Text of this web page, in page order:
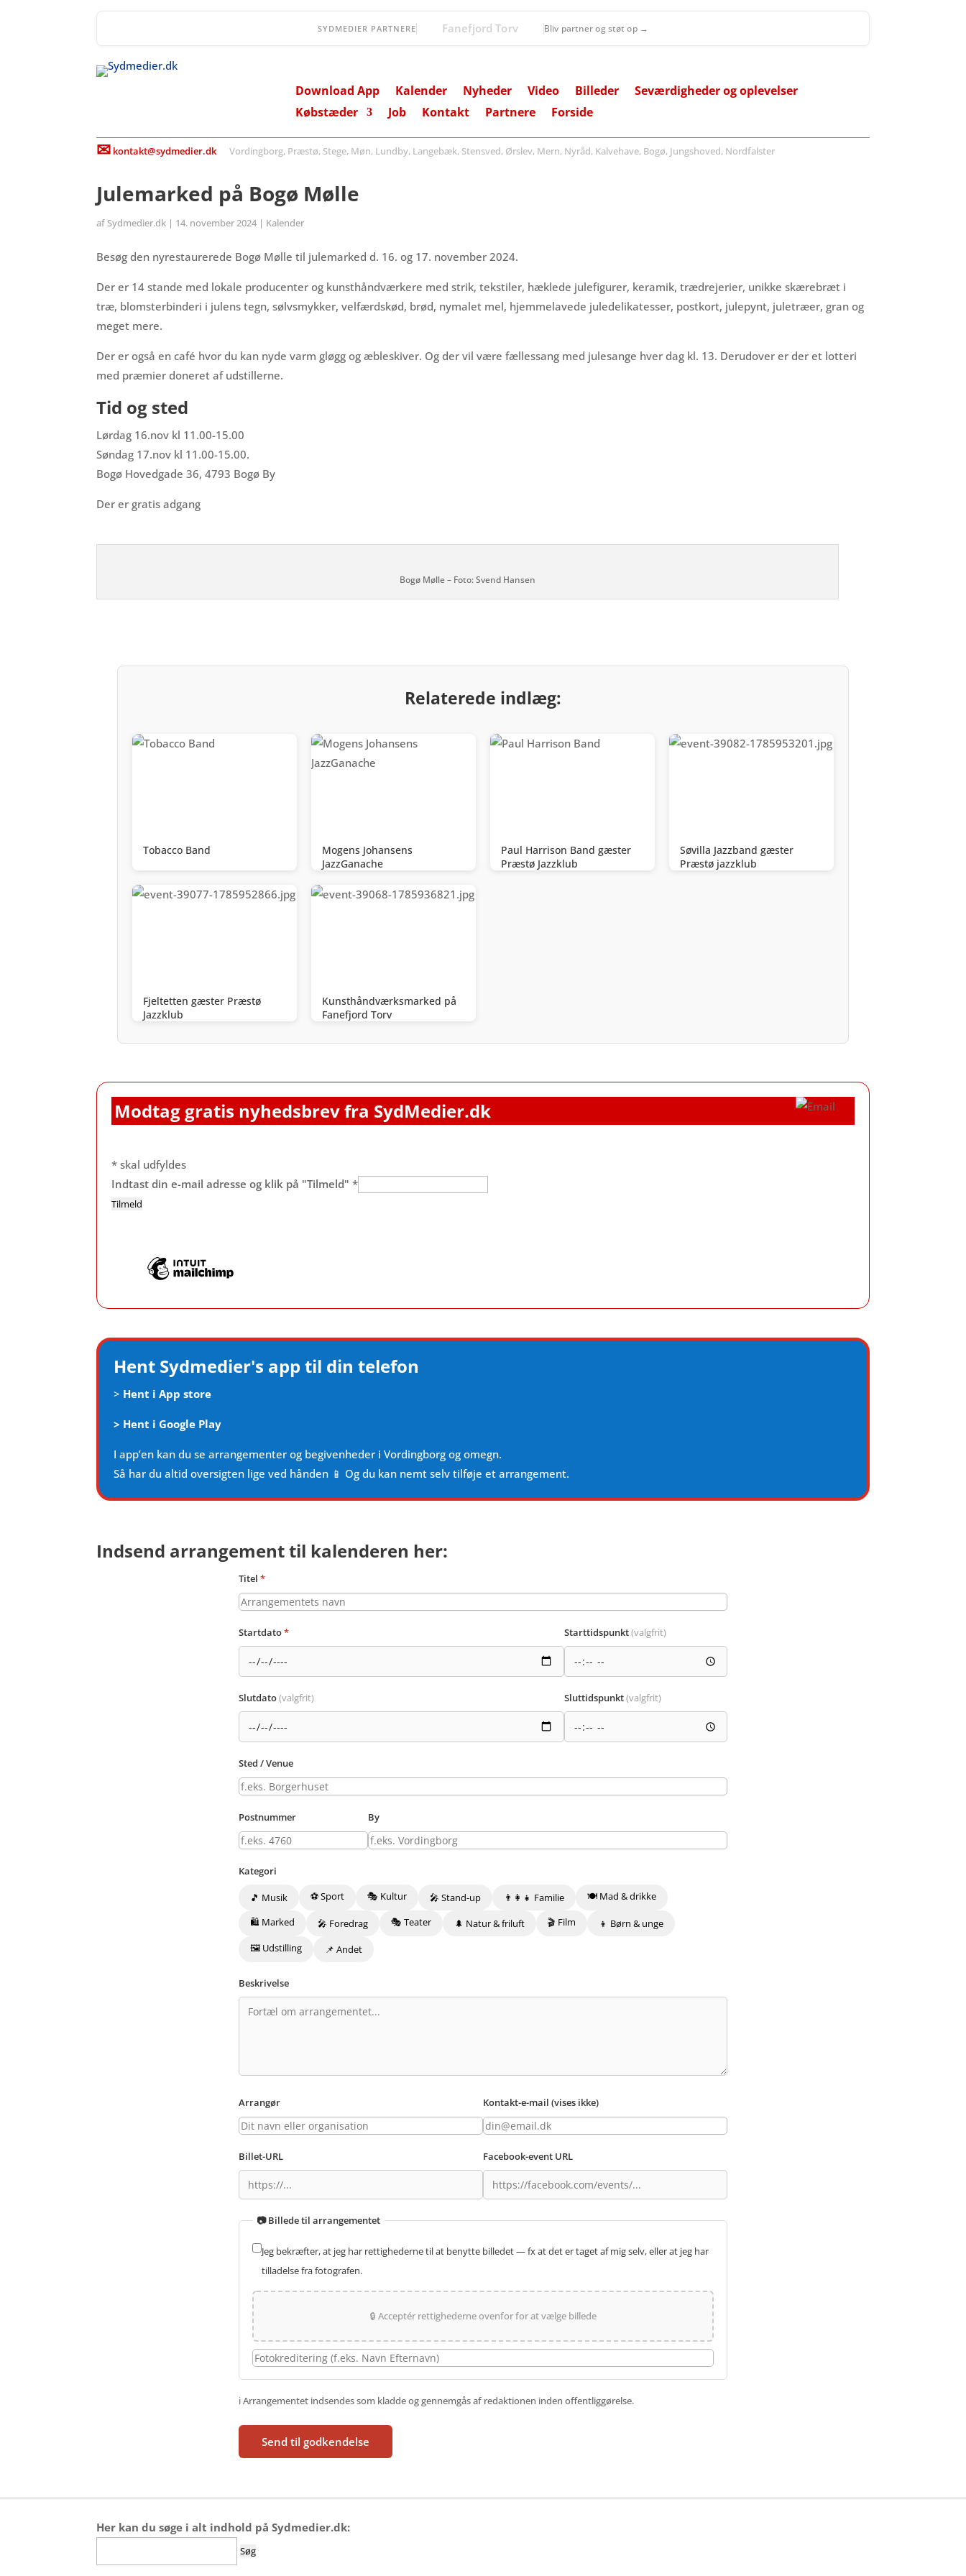
SYDMEDIER PARTNERE Øernes Revision Bliv partner og støt op →
Download App Kalender Nyheder Video Billeder
Seværdigheder og oplevelser
Købstæder
Job Kontakt Partnere Forside
✉ kontakt@sydmedier.dkVordingborg, Præstø, Stege, Møn, Lundby, Langebæk, Stensved, Ørslev, Mern, Nyråd, Kalvehave, Bogø, Jungshoved, Nordfalster
Julemarked på Bogø Mølle
af Sydmedier.dk | 14. november 2024 | Kalender
Besøg den nyrestaurerede Bogø Mølle til julemarked d. 16. og 17. november 2024.
Der er 14 stande med lokale producenter og kunsthåndværkere med strik, tekstiler, hæklede julefigurer, keramik, trædrejerier, unikke skærebræt i
træ, blomsterbinderi i julens tegn, sølvsmykker, velfærdskød, brød, nymalet mel, hjemmelavede juledelikatesser, postkort, julepynt, juletræer, gran og
meget mere.
Der er også en café hvor du kan nyde varm gløgg og æbleskiver. Og der vil være fællessang med julesange hver dag kl. 13. Derudover er der et lotteri
med præmier doneret af udstillerne.
Tid og sted
Lørdag 16.nov kl 11.00-15.00
Søndag 17.nov kl 11.00-15.00.
Bogø Hovedgade 36, 4793 Bogø By
Der er gratis adgang
Bogø Mølle – Foto: Svend Hansen
Relaterede indlæg:
Tobacco Band
Mogens Johansens
JazzGanache
Paul Harrison Band gæster
Præstø Jazzklub
Søvilla Jazzband gæster
Præstø jazzklub
Fjeltetten gæster Præstø
Jazzklub
Kunsthåndværksmarked på
Fanefjord Torv
Modtag gratis nyhedsbrev fra SydMedier.dk
* skal udfyldes
Indtast din e-mail adresse og klik på "Tilmeld" *
Hent Sydmedier's app til din telefon
> Hent i App store
> Hent i Google Play
I app’en kan du se arrangementer og begivenheder i Vordingborg og omegn.
Så har du altid oversigten lige ved hånden 📱 Og du kan nemt selv tilføje et arrangement.
Indsend arrangement til kalenderen her:
Titel *
Startdato* Starttidspunkt(valgfrit)
Slutdato(valgfrit) Sluttidspunkt(valgfrit)
Sted / Venue
Postnummer By
Kategori
🎵 Musik ⚽ Sport 🎭 Kultur 🎤 Stand-up 👨‍👩‍👧 Familie
🍽️ Mad & drikke
🛍️ Marked
🎤 Foredrag 🎭 Teater 🌲 Natur & friluft 🎬 Film
👦 Børn & unge
🖼️ Udstilling
📌 Andet
Beskrivelse
Arrangør Kontakt-e-mail (vises ikke)
Billet-URL Facebook-event URL
📷 Billede til arrangementet
Jeg bekræfter, at jeg har rettighederne til at benytte billedet — fx at det er taget af mig selv, eller at jeg har
tilladelse fra fotografen.
🔒 Acceptér rettighederne ovenfor for at vælge billede
ℹ️ Arrangementet indsendes som kladde og gennemgås af redaktionen inden offentliggørelse.
Send til godkendelse
Her kan du søge i alt indhold på Sydmedier.dk:
efter: